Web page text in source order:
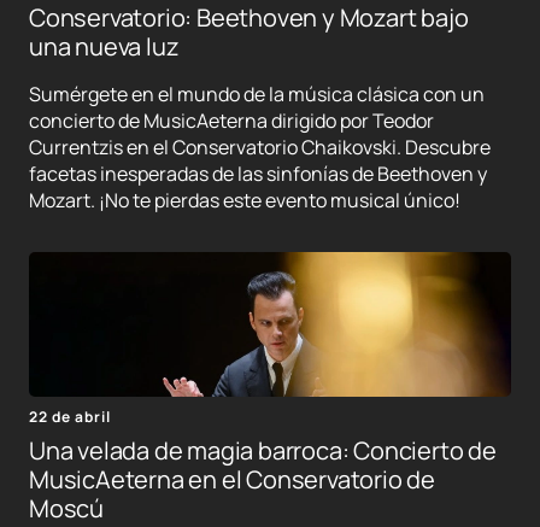
Conservatorio: Beethoven y Mozart bajo
una nueva luz
Sumérgete en el mundo de la música clásica con un
concierto de MusicAeterna dirigido por Teodor
Currentzis en el Conservatorio Chaikovski. Descubre
facetas inesperadas de las sinfonías de Beethoven y
Mozart. ¡No te pierdas este evento musical único!
22 de abril
Una velada de magia barroca: Concierto de
MusicAeterna en el Conservatorio de
Moscú